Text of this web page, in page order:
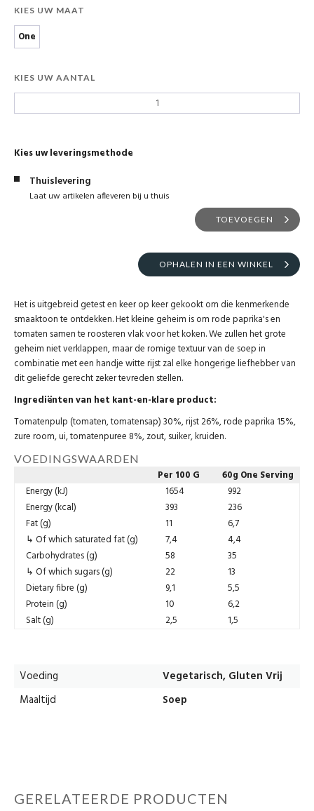
KIES UW MAAT
One
KIES UW AANTAL
Kies uw leveringsmethode
Thuislevering
Laat uw artikelen afleveren bij u thuis
TOEVOEGEN
OPHALEN IN EEN WINKEL
Het is uitgebreid getest en keer op keer gekookt om die kenmerkende
smaaktoon te ontdekken. Het kleine geheim is om rode paprika's en
tomaten samen te roosteren vlak voor het koken. We zullen het grote
geheim niet verklappen, maar de romige textuur van de soep in
combinatie met een handje witte rijst zal elke hongerige liefhebber van
dit geliefde gerecht zeker tevreden stellen.
Ingrediënten van het kant-en-klare product:
Tomatenpulp (tomaten, tomatensap) 30%, rijst 26%, rode paprika 15%,
zure room, ui, tomatenpuree 8%, zout, suiker, kruiden.
VOEDINGSWAARDEN
Per 100 G 60g One Serving
Energy (kJ)
1654
992
Energy (kcal)
393
236
Fat (g)
11
6,7
↳ Of which saturated fat (g)
7,4
4,4
Carbohydrates (g)
58
35
↳ Of which sugars (g)
22
13
Dietary fibre (g)
9,1
5,5
Protein (g)
10
6,2
Salt (g)
2,5 1,5
Voeding
Vegetarisch, Gluten Vrij
Maaltijd
Soep
GERELATEERDE PRODUCTEN